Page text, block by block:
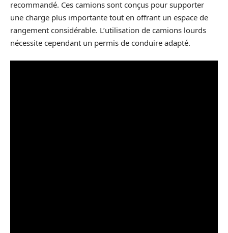
recommandé. Ces camions sont conçus pour supporter
une charge plus importante tout en offrant un espace de
rangement considérable. L’utilisation de camions lourds
nécessite cependant un permis de conduire adapté.